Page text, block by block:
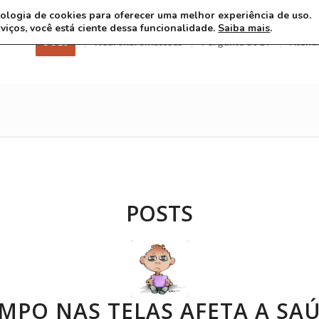
3 8 26 Neurofibromatoses Pergunte ao Dr
POSTS
NAS TELAS AFETA A
de cookies para oferecer uma melhor experiência de uso.
você está ciente dessa funcionalidade. Saiba mais.